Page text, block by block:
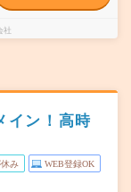
社
イン！高時
み WEB登録OK